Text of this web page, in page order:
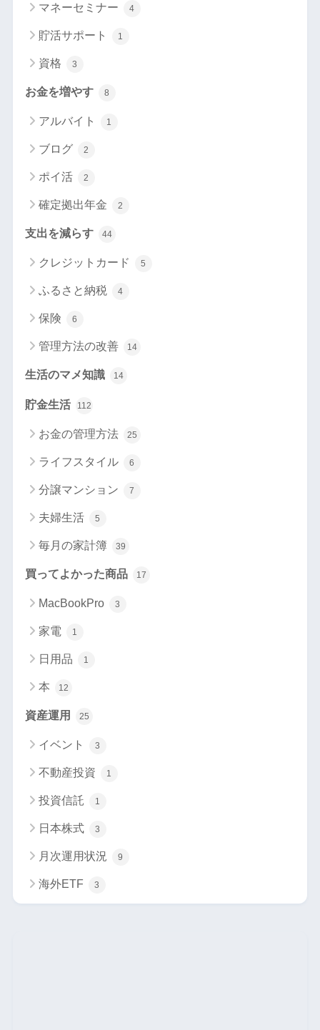
マネーセミナー 4
貯活サポート 1
資格 3
お金を増やす 8
アルバイト 1
ブログ 2
ポイ活 2
確定拠出年金 2
支出を減らす 44
クレジットカード 5
ふるさと納税 4
保険 6
管理方法の改善 14
生活のマメ知識 14
貯金生活 112
お金の管理方法 25
ライフスタイル 6
分譲マンション 7
夫婦生活 5
毎月の家計簿 39
買ってよかった商品 17
MacBookPro 3
家電 1
日用品 1
本 12
資産運用 25
イベント 3
不動産投資 1
投資信託 1
日本株式 3
月次運用状況 9
海外ETF 3